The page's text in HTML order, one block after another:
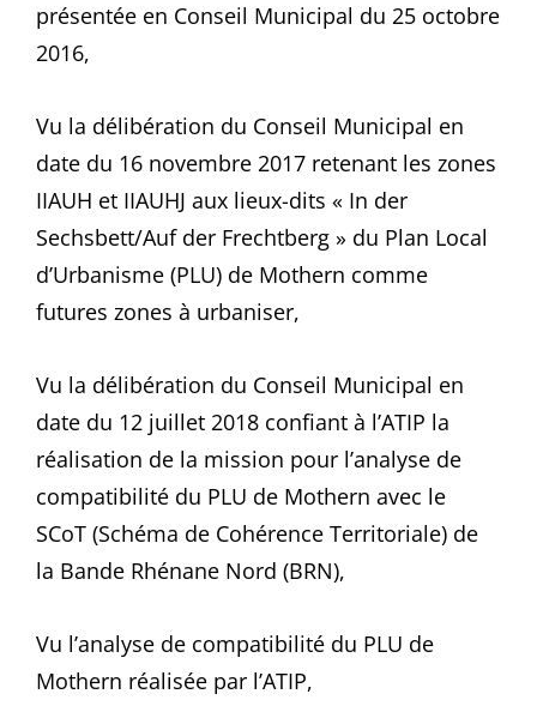
présentée en Conseil Municipal du 25 octobre
2016,
Vu la délibération du Conseil Municipal en
date du 16 novembre 2017 retenant les zones
IIAUH et IIAUHJ aux lieux-dits « In der
Sechsbett/Auf der Frechtberg » du Plan Local
d’Urbanisme (PLU) de Mothern comme
futures zones à urbaniser,
Vu la délibération du Conseil Municipal en
date du 12 juillet 2018 confiant à l’ATIP la
réalisation de la mission pour l’analyse de
compatibilité du PLU de Mothern avec le
SCoT (Schéma de Cohérence Territoriale) de
la Bande Rhénane Nord (BRN),
Vu l’analyse de compatibilité du PLU de
Mothern réalisée par l’ATIP,